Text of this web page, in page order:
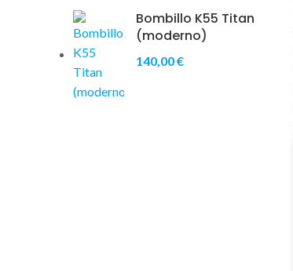
Bombillo K55 Titan
(moderno)
140,00€